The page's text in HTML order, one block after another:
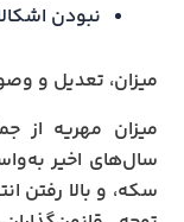
نبودن
میزان، تعدیل و
میزان مهریه از
سال‌های اخیر
سکه، و بالا رفتن